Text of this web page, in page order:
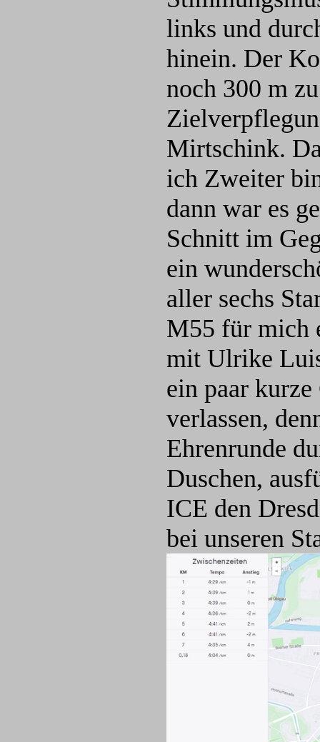
links und
hinein. Der
noch 300 m
Mirtschink.
ich Zweiter
dann war es
Schnitt im
ein
aller sechs
M55 für mich
mit Ulrike
ein paar kurze
verlassen,
Ehrenrunde
Duschen,
ICE den
bei unseren